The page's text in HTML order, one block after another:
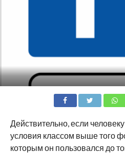
Действительно, если
условия классом выше того
которым он пользовался до